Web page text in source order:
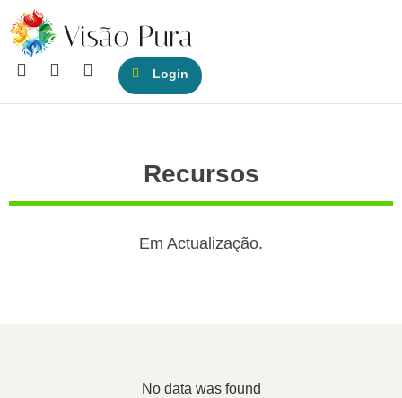
Login
Recursos
Em Actualização.
No data was found